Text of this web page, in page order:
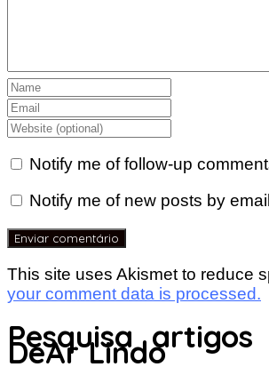
Notify me of follow-up
Notify me of new posts by
This site uses Akismet to reduce
your comment data is processed.
Pesquisa
DeAr Lindo